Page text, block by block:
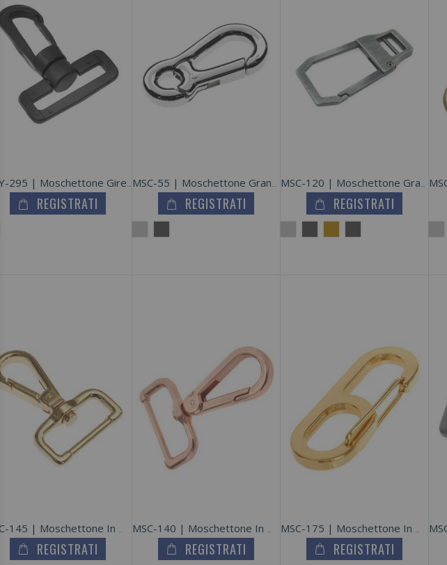
KNY-295 | Moschettone Girevole Nylon
REGISTRATI
MSC-55 | Moschettone Grande In Metallo Zama
REGISTRATI
MSC-120 | Moschettone Grande In Metallo Zama
REGISTRATI
REGISTRATI REGISTRATI REGISTRATI